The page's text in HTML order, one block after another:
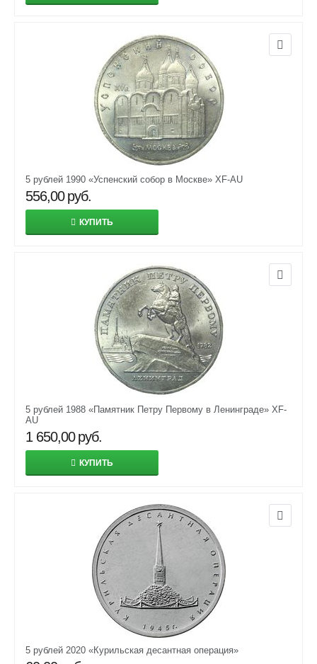
5 рублей 1990 «Успенский собор в Москве» XF-AU
556,00 руб.
КУПИТЬ
5 рублей 1988 «Памятник Петру Первому в Ленинграде» XF-
AU
1 650,00 руб.
КУПИТЬ
5 рублей 2020 «Курильская десантная операция»